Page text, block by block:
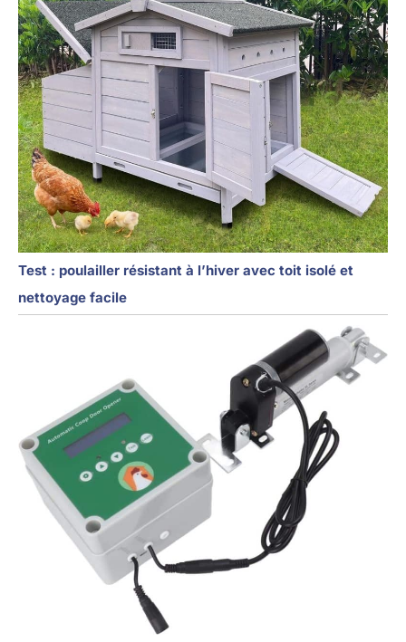
Test : poulailler résistant à l’hiver avec toit isolé et
nettoyage facile